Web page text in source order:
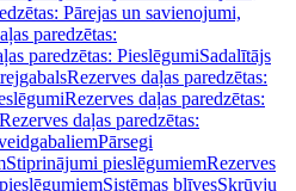
Pārejas un savienojumi,
paredzētas:
paredzētas: PieslēgumiSadalītājs
Rezerves daļas paredzētas:
Rezerves daļas paredzētas:
Rezerves daļas paredzētas:
Pārsegi
Stiprinājumi pieslēgumiemRezerves
Sistēmas blīvesSkrūvju